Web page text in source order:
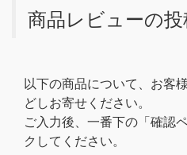
商品レビューの投
以下の商品について、お客
どしお寄せください。
ご入力後、一番下の「確認
クしてください。